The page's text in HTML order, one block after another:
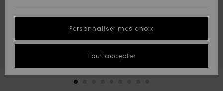
A
Découvrir
A
Découvrir
tailles
conversation
QUIKSILVER
Personnaliser mes choix
Tout accepter